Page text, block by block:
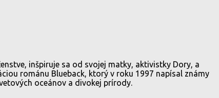
inšpiruje sa od svojej matky, aktivistky Dory, a
románu Blueback, ktorý v roku 1997 napísal známy
oceánov a divokej prírody.